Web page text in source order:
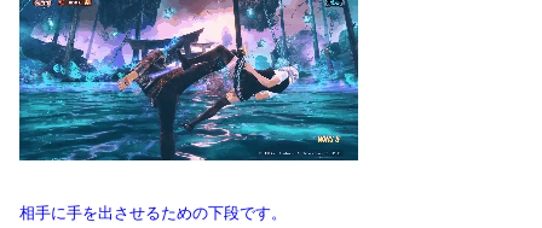
相手に手を出させるための下段です。